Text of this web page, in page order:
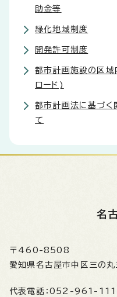
助金等
緑化地域制度
開発許可制度
都市計画施設の区域
ロード)
都市計画法に基づく
て
名
〒460-8508
愛知県名古屋市中区三の
代表電話： 052-961-